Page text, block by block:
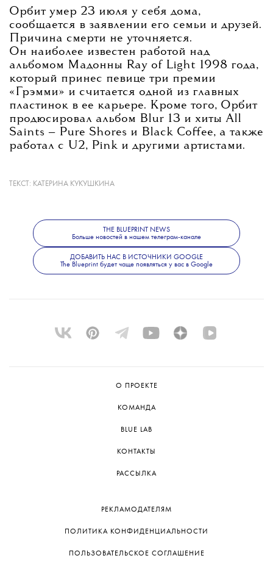
Орбит умер 23 июля у себя дома,
сообщается в заявлении его семьи и друзей.
Причина смерти не уточняется.
Он наиболее известен работой над
альбомом Мадонны Ray of Light 1998 года,
который принес певице три премии
«Грэмми» и считается одной из главных
пластинок в ее карьере. Кроме того, Орбит
продюсировал альбом Blur 13 и хиты All
Saints — Pure Shores и Black Coffee, а также
работал с U2, Pink и другими артистами.
последним альбомом стал The Painter,
вышедший в 2022 году.
ТЕКСТ: КАТЕРИНА КУКУШКИНА
THE BLUEPRINT NEWS
Больше новостей в нашем телеграм-канале
ДОБАВИТЬ НАС В ИСТОЧНИКИ GOOGLE
The Blueprint будет чаще появляться у вас в Google
О ПРОЕКТЕ
КОМАНДА
BLUE LAB
КОНТАКТЫ
РАССЫЛКА
РЕКЛАМОДАТЕЛЯМ
ПОЛИТИКА КОНФИДЕНЦИАЛЬНОСТИ
ПОЛЬЗОВАТЕЛЬСКОЕ СОГЛАШЕНИЕ